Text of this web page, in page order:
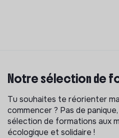
Notre sélection de
Tu souhaites te réorienter
commencer ? Pas de
sélection de formations aux
écologique et solidaire !